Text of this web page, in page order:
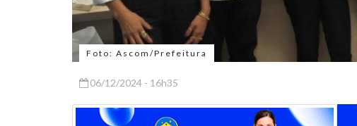
Foto: Ascom/Prefeitura
06/12/2024 - 16h35